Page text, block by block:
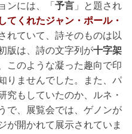
ンには、「 予言 」と題され
てくれたジャン・ポール・
れていて、詩そのものは以
版は、詩の文字列が十字架
このような凝った趣向で印
りませんでした。また、パ
究もしていたのか、ルネ・
で、展覧会では、ゲノンが
が開かれて展示されていま